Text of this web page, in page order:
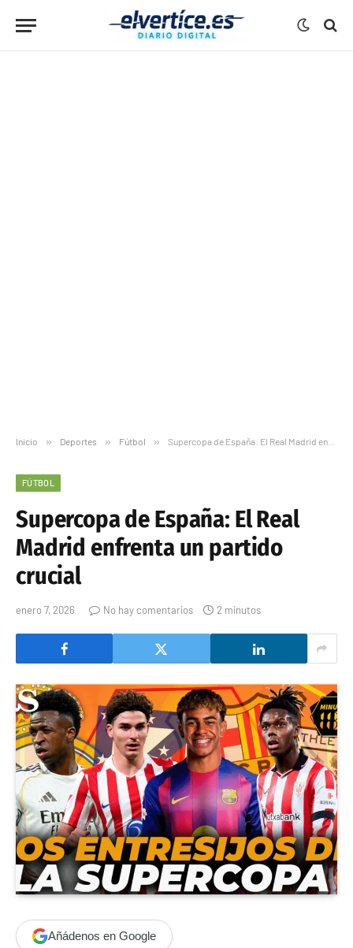
Inicio » Deportes » Fútbol » Supercopa de España: El Real Madrid enfrenta un partido crucial
FÚTBOL
Supercopa de España: El Real
Madrid enfrenta un partido
crucial
enero 7, 2026 No hay comentarios 2 minutos
Añádenos en Google